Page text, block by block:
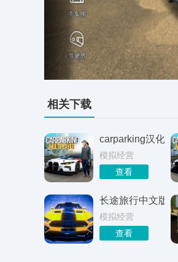
相关下载
carparking汉化版
模拟经营
查看
长途旅行中文版
模拟经营
查看